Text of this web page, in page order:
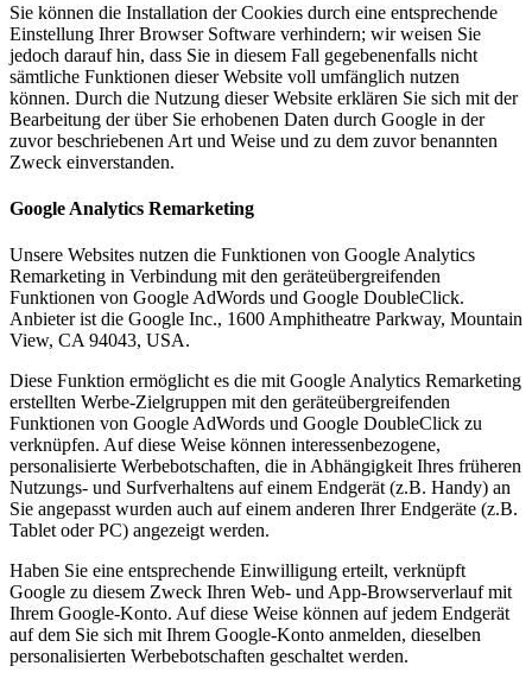
Sie können die Installation der Cookies durch eine entsprechende
Einstellung Ihrer Browser Software verhindern; wir weisen Sie
jedoch darauf hin, dass Sie in diesem Fall gegebenenfalls nicht
sämtliche Funktionen dieser Website voll umfänglich nutzen
können. Durch die Nutzung dieser Website erklären Sie sich mit der
Bearbeitung der über Sie erhobenen Daten durch Google in der
zuvor beschriebenen Art und Weise und zu dem zuvor benannten
Zweck einverstanden.
Google Analytics Remarketing
Unsere Websites nutzen die Funktionen von Google Analytics
Remarketing in Verbindung mit den geräteübergreifenden
Funktionen von Google AdWords und Google DoubleClick.
Anbieter ist die Google Inc., 1600 Amphitheatre Parkway, Mountain
View, CA 94043, USA.
Diese Funktion ermöglicht es die mit Google Analytics Remarketing
erstellten Werbe-Zielgruppen mit den geräteübergreifenden
Funktionen von Google AdWords und Google DoubleClick zu
verknüpfen. Auf diese Weise können interessenbezogene,
personalisierte Werbebotschaften, die in Abhängigkeit Ihres früheren
Nutzungs- und Surfverhaltens auf einem Endgerät (z.B. Handy) an
Sie angepasst wurden auch auf einem anderen Ihrer Endgeräte (z.B.
Tablet oder PC) angezeigt werden.
Haben Sie eine entsprechende Einwilligung erteilt, verknüpft
Google zu diesem Zweck Ihren Web- und App-Browserverlauf mit
Ihrem Google-Konto. Auf diese Weise können auf jedem Endgerät
auf dem Sie sich mit Ihrem Google-Konto anmelden, dieselben
personalisierten Werbebotschaften geschaltet werden.